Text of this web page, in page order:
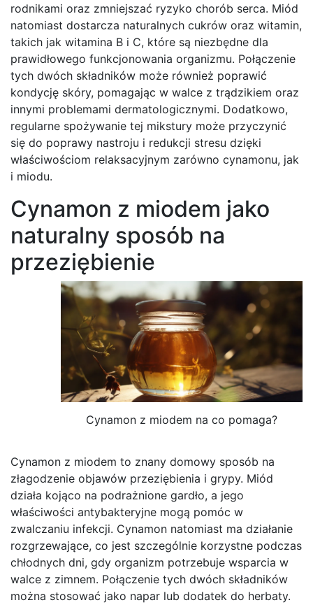
rodnikami oraz zmniejszać ryzyko chorób serca. Miód
natomiast dostarcza naturalnych cukrów oraz witamin,
takich jak witamina B i C, które są niezbędne dla
prawidłowego funkcjonowania organizmu. Połączenie
tych dwóch składników może również poprawić
kondycję skóry, pomagając w walce z trądzikiem oraz
innymi problemami dermatologicznymi. Dodatkowo,
regularne spożywanie tej mikstury może przyczynić
się do poprawy nastroju i redukcji stresu dzięki
właściwościom relaksacyjnym zarówno cynamonu, jak
i miodu.
Cynamon z miodem jako
naturalny sposób na
przeziębienie
Cynamon z miodem na co pomaga?
Cynamon z miodem to znany domowy sposób na
złagodzenie objawów przeziębienia i grypy. Miód
działa kojąco na podrażnione gardło, a jego
właściwości antybakteryjne mogą pomóc w
zwalczaniu infekcji. Cynamon natomiast ma działanie
rozgrzewające, co jest szczególnie korzystne podczas
chłodnych dni, gdy organizm potrzebuje wsparcia w
walce z zimnem. Połączenie tych dwóch składników
można stosować jako napar lub dodatek do herbaty.